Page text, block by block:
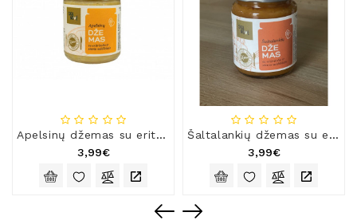
Apelsinų džemas su eritritolio ir stevia saldikliais
3,99€
Šaltalankių džemas su eritritolio ir stevia saldikliais
3,99€